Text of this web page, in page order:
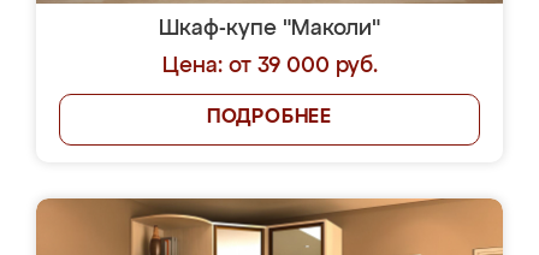
Шкаф-купе "Маколи"
Цена: от 39 000 руб.
ПОДРОБНЕЕ